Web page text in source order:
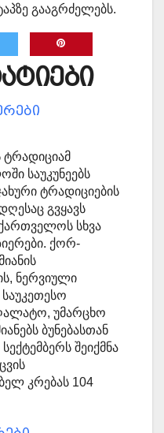
გააგრძელებს.
ტრადიციამ
საუკუნეებს
ტრადიციების
გვყავს
სხვა
ქორ-
ნერვიული
საუკეთესო
უმარცხო
ბუნებასთან
შეიქმნა
კრებას 104